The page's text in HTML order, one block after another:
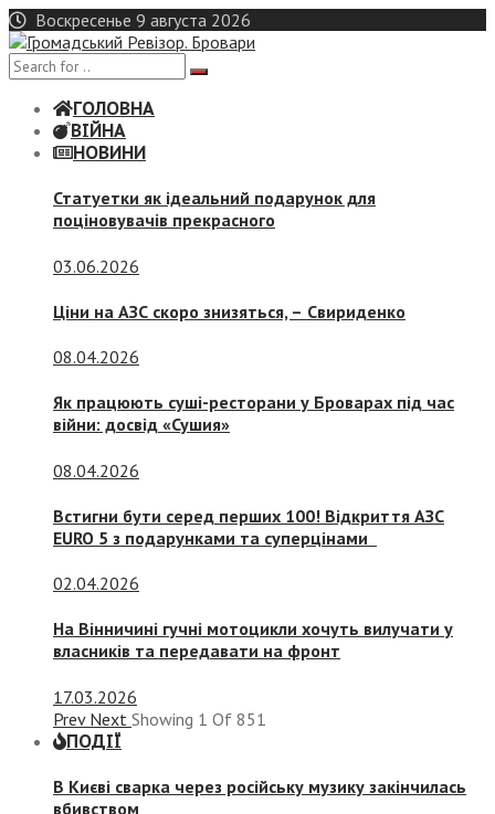
Skip
to
content
Воскресенье 9 августа 2026
ГОЛОВНА
ВІЙНА
НОВИНИ
Статуетки як ідеальний подарунок для
поціновувачів прекрасного
03.06.2026
Ціни на АЗС скоро знизяться, – Свириденко
08.04.2026
Як працюють суші-ресторани у Броварах під час
війни: досвід «Сушия»
08.04.2026
Встигни бути серед перших 100! Відкриття АЗС
EURO 5 з подарунками та суперцінами
02.04.2026
На Вінничині гучні мотоцикли хочуть вилучати у
власників та передавати на фронт
17.03.2026
Prev Next Showing 1 Of 851
ПОДІЇ
В Києві сварка через російську музику закінчилась
вбивством